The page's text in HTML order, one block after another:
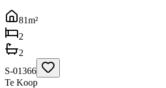
81m²
2
2
S-01366
Te Koop